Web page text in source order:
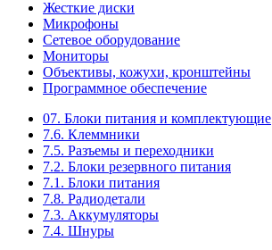
Жесткие диски
Микрофоны
Сетевое оборудование
Мониторы
Объективы, кожухи, кронштейны
Программное обеспечение
07. Блоки питания и комплектующие
7.6. Клеммники
7.5. Разъемы и переходники
7.2. Блоки резервного питания
7.1. Блоки питания
7.8. Радиодетали
7.3. Аккумуляторы
7.4. Шнуры